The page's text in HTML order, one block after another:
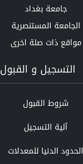
جامعة بغداد
الجامعة المستنصرية
مواقع ذات صلة اخرى
التسجيل و القبول
شروط القبول
آلية التسجيل
الحدود الدنيا للمعدلات